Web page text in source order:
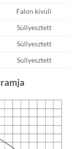
Falon kívüli
Süllyesztett
Süllyesztett
Süllyesztett